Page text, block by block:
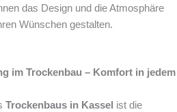
das Design und die Atmosphäre
Wünschen gestalten.
im Trockenbau – Komfort in jedem
Trockenbaus in Kassel ist die